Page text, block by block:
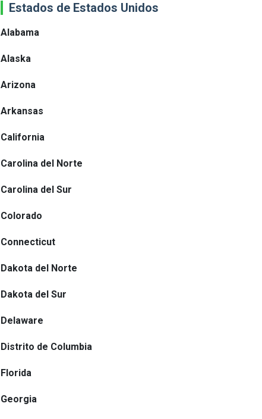
Estados de Estados Unidos
Alabama
Alaska
Arizona
Arkansas
California
Carolina del Norte
Carolina del Sur
Colorado
Connecticut
Dakota del Norte
Dakota del Sur
Delaware
Distrito de Columbia
Florida
Georgia